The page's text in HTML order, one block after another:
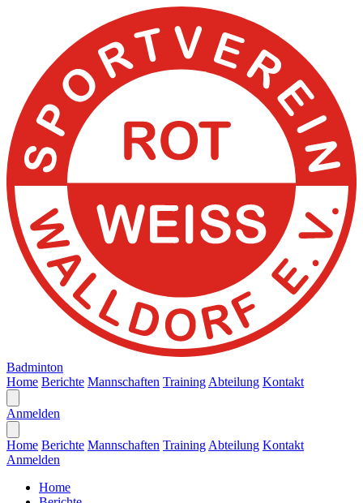
Badminton
Home Berichte Mannschaften Training Abteilung Kontakt
Anmelden
Home Berichte Mannschaften Training Abteilung Kontakt
Anmelden
Home